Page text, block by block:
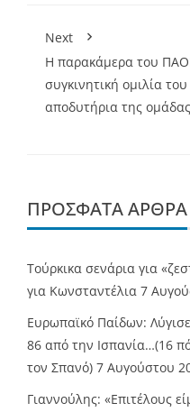
Next
Η παρακάμερα του
συγκινητική ομιλία
αποδυτήρια της ομάδας
ΠΡΌΣΦΑΤΑ ΆΡΘΡΑ
Τούρκικα σενάρια για
για Κωνσταντέλια 7
Ευρωπαϊκό Παίδων:
86 από την Ισπανία…(16
τον Σπανό) 7 Αυγούστου
Γιαννούλης: «Επιτέλους